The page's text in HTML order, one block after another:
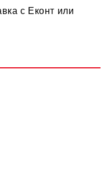
с Еконт или